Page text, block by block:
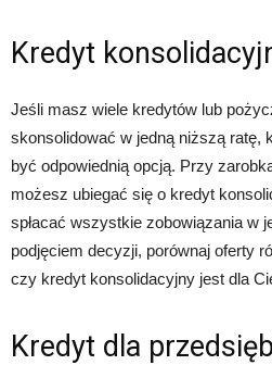
Kredyt
Jeśli masz wiele kredytów lub
skonsolidować w jedną niższą ratę,
być odpowiednią opcją. Przy
możesz ubiegać się o kredyt
spłacać wszystkie zobowiązania w
podjęciem decyzji, porównaj oferty
czy kredyt konsolidacyjny jest dla
Kredyt dla